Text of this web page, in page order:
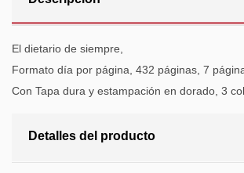
El dietario de siempre,
Formato día por página, 432 páginas, 7
Con Tapa dura y estampación en dorado, 3
Detalles del producto